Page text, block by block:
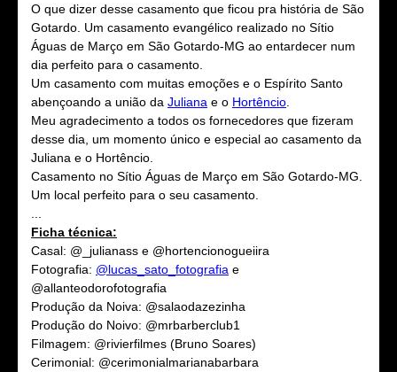
O que dizer desse casamento que ficou pra história de São
Gotardo. Um casamento evangélico realizado no Sítio
Águas de Março em São Gotardo-MG ao entardecer num
dia perfeito para o casamento.
Um casamento com muitas emoções e o Espírito Santo
abençoando a união da Juliana e o Hortêncio
Meu agradecimento a todos os fornecedores que fizeram
desse dia, um momento único e especial ao casamento da
Juliana e o Hortêncio.
Casamento no Sítio Águas de Março em São Gotardo-MG.
Um local perfeito para o seu casamento.
Ficha técnica:
Casal: @_julianass e @hortencionogueiira
Fotografia: @lucas_sato_fotografia e
@allanteodorofotografia
Produção da Noiva: @salaodazezinha
Produção do Noivo: @mrbarberclub1
Filmagem: @rivierfilmes (Bruno Soares)
Cerimonial: @cerimonialmarianabarbara